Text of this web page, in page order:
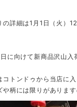
の詳細は1月1日（火）
に向けて新商品沢山
コトンドゥから当店に
や柄には限りがありま